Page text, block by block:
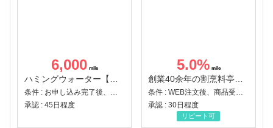
6,000
ハミングウォーター【販売代理店】
条件 : お申し込み完了後、決済登録完了と1ヶ月以内のサーバー初回設置。
承認 : 45日程度
5.0%
創業40余年の割烹料亭千賀監修【おせちの千賀屋】おもてなし参道本店
条件 : WEB注文後、商品受け取り+入金確認時点
承認 : 30日程度
リピート可